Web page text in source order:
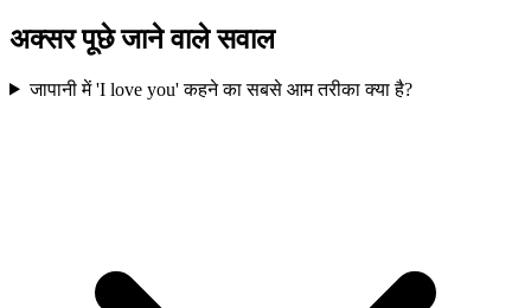
अक्सर पूछे जाने वाले सवाल
जापानी में 'I love you' कहने का सबसे आम तरीका क्या है?